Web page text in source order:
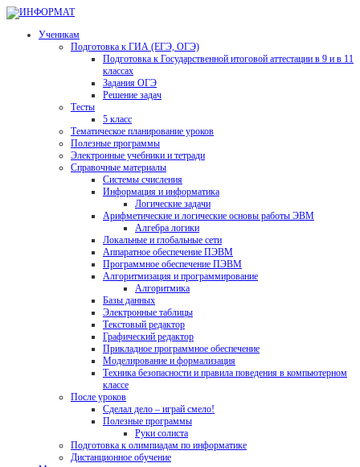
Ученикам
Подготовка к ГИА (ЕГЭ, ОГЭ)
Подготовка к Государственной итоговой аттестации в 9 и в 11
классах
Задания ОГЭ
Решение задач
Тесты
5 класс
Тематическое планирование уроков
Полезные программы
Электронные учебники и тетради
Справочные материалы
Системы счисления
Информация и информатика
Логические задачи
Арифметические и логические основы работы ЭВМ
Алгебра логики
Локальные и глобальные сети
Аппаратное обеспечение ПЭВМ
Программное обеспечение ПЭВМ
Алгоритмизация и программирование
Алгоритмика
Базы данных
Электронные таблицы
Текстовый редактор
Графический редактор
Прикладное программное обеспечение
Моделирование и формализация
Техника безопасности и правила поведения в компьютерном
классе
После уроков
Сделал дело – играй смело!
Полезные программы
Руки солиста
Подготовка к олимпиадам по информатике
Дистанционное обучение